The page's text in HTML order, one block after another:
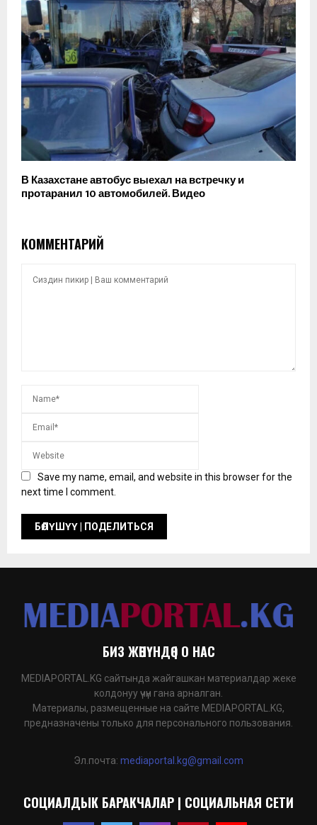
В Казахстане автобус выехал на встречку и
протаранил 10 автомобилей. Видео
КОММЕНТАРИЙ
Save my name, email, and website in this browser for the
next time I comment.
БИЗ ЖӨНҮНДӨ | О НАС
MEDIAPORTAL.KG сайтында жайгашкан материалдар жеке
колдонуу үчүн гана арналган.
Материалы, размещенные на сайте MEDIAPORTAL.KG,
предназначены только для персонального пользования.
Эл.почта: mediaportal.kg@gmail.com
СОЦИАЛДЫК БАРАКЧАЛАР | СОЦИАЛЬНАЯ СЕТИ